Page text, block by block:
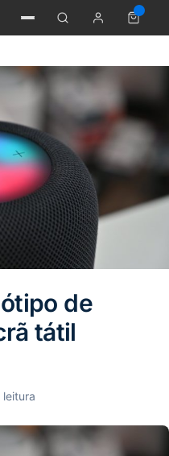
de
tátil
leitura